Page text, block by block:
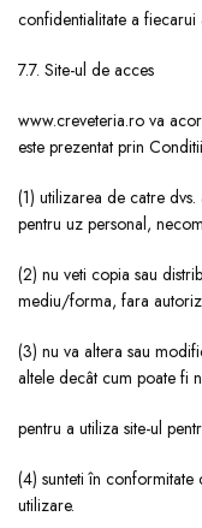
confidentialitate a fiecarui
7.7. Site-ul de acces
www.creveteria.ro va
este prezentat prin
(1) utilizarea de catre
pentru uz personal,
(2) nu veti copia sau
mediu/forma, fara
(3) nu va altera sau
altele decât cum poate fi
pentru a utiliza site-ul
(4) sunteti în
utilizare.